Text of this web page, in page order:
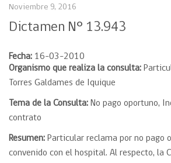
Noviembre 9, 2016
Dictamen N° 13.943
Fecha: 16-03-2010
Organismo que realiza la consulta:
Torres Galdames de Iquique
Tema de la Consulta: No pago oportuno,
contrato
Resumen: Particular reclama por no pago
convenido con el hospital. Al respecto, la